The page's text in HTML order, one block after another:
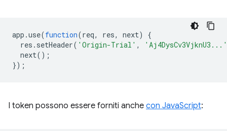
app .use(function(req, res, next)
{
res . setHeader( 'Origin-Trial' ,
'Aj4DysCv3VjknU3...'
next();
});
I token possono essere forniti anche con JavaScript: